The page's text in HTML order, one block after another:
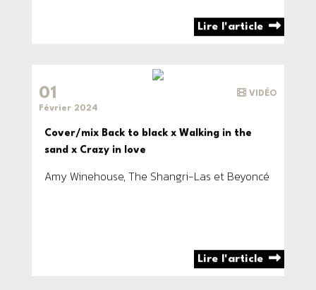
Lire l'article
VIDÉO
01
Février 2024
Cover/mix Back to black x Walking in the
sand x Crazy in love
Amy Winehouse, The Shangri-Las et Beyoncé
Lire l'article